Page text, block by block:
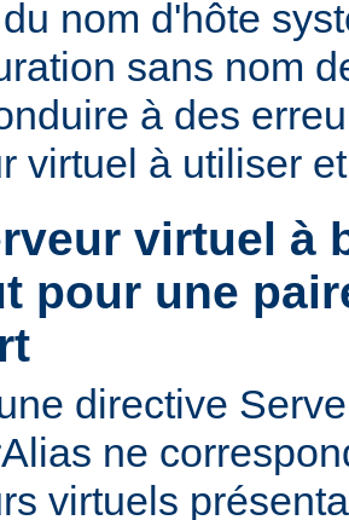
nom d'hôte
sans nom
à des
virtuel à utiliser
virtuel à
pour une
directive
ne
virtuels